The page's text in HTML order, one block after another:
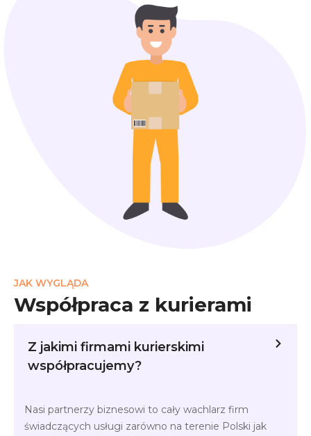
JAK WYGLĄDA
Współpraca z kurierami
Z jakimi firmami kurierskimi
współpracujemy?
Nasi partnerzy biznesowi to cały wachlarz firm
świadczących usługi zarówno na terenie Polski jak